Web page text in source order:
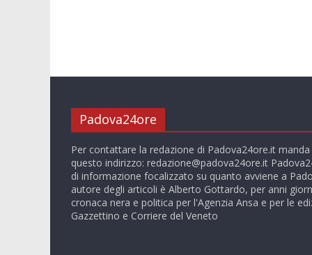
Padova24ore
Per contattare la redazione di Padova24ore.it
questo indirizzo: redazione@padova24ore.it
di informazione focalizzato su quanto avviene a
autore degli articoli è Alberto Gottardo, per anni
cronaca nera e politica per l'Agenzia Ansa e per le
Gazzettino e Corriere del Veneto